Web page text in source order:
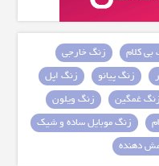
بی کلام
زنگ خارجی
زنگ پیانو
زنگ اپل
زنگ غمگین
زنگ ویلون
زنگ موبایل ساده و شیک
دهنده